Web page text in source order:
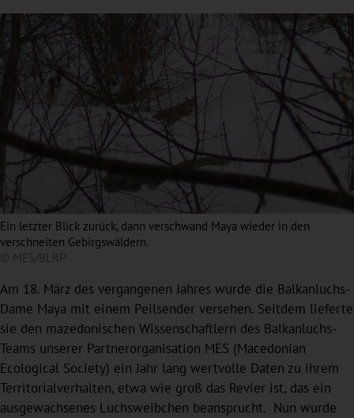
Ein letzter Blick zurück, dann verschwand Maya wieder in den
verschneiten Gebirgswäldern.
© MES/BLRP
Am 18. März des vergangenen Jahres wurde die Balkanluchs-
Dame Maya mit einem Peilsender versehen. Seitdem lieferte
sie den mazedonischen Wissenschaftlern des Balkanluchs-
Teams unserer Partnerorganisation MES (Macedonian
Ecological Society) ein Jahr lang wertvolle Daten zu ihrem
Territorialverhalten, etwa wie groß das Revier ist, das ein
ausgewachsenes Luchsweibchen beansprucht. Nun wurde